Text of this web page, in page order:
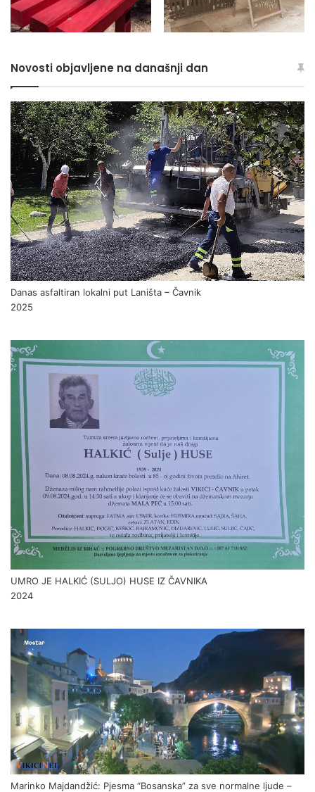
Novosti objavljene na današnji dan
Danas asfaltiran lokalni put Laništa – Čavnik
2025
UMRO JE HALKIĆ (SULJO) HUSE IZ ČAVNIKA
2024
Marinko Majdandžić: Pjesma “Bosanska” za sve normalne ljude –